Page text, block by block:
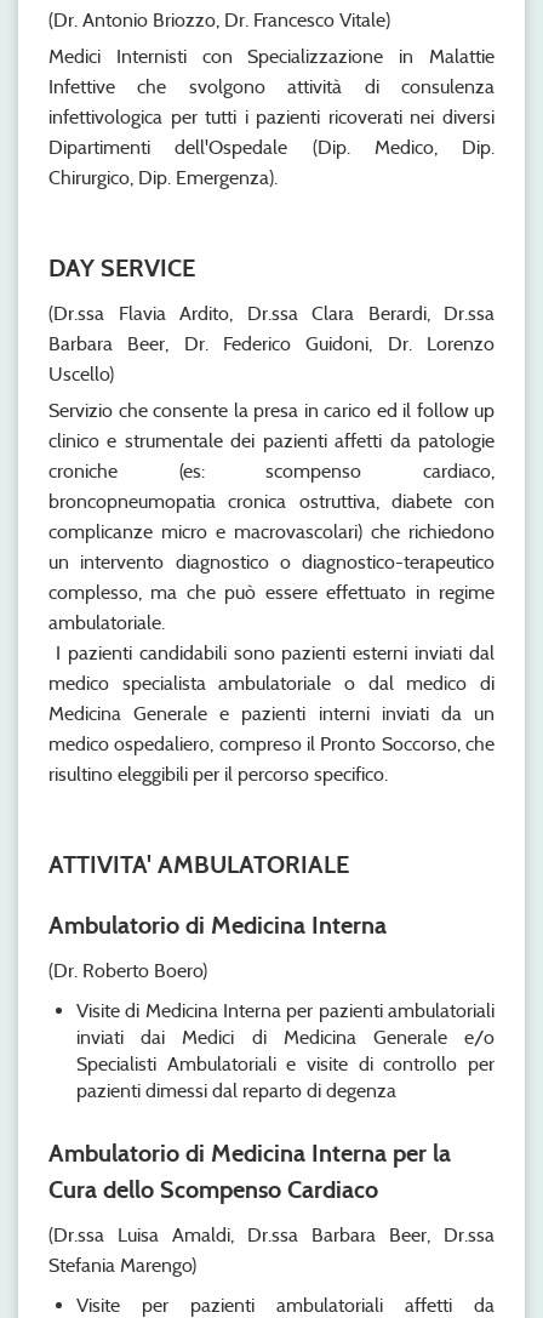
(Dr. Antonio Briozzo, Dr. Francesco Vitale)
Medici Internisti con Specializzazione in Malattie
Infettive che svolgono attività di consulenza
infettivologica per tutti i pazienti ricoverati nei diversi
Dipartimenti dell'Ospedale (Dip. Medico, Dip.
Chirurgico, Dip. Emergenza).
DAY SERVICE
(Dr.ssa Flavia Ardito, Dr.ssa Clara Berardi, Dr.ssa
Barbara Beer, Dr. Federico Guidoni, Dr. Lorenzo
Uscello)
Servizio che consente la presa in carico ed il follow up
clinico e strumentale dei pazienti affetti da patologie
croniche (es: scompenso cardiaco,
broncopneumopatia cronica ostruttiva, diabete con
complicanze micro e macrovascolari) che richiedono
un intervento diagnostico o diagnostico-terapeutico
complesso, ma che può essere effettuato in regime
ambulatoriale.
I pazienti candidabili sono pazienti esterni inviati dal
medico specialista ambulatoriale o dal medico di
Medicina Generale e pazienti interni inviati da un
medico ospedaliero, compreso il Pronto Soccorso, che
risultino eleggibili per il percorso specifico.
ATTIVITA' AMBULATORIALE
Ambulatorio di Medicina Interna
(Dr. Roberto Boero)
Visite di Medicina Interna per pazienti ambulatoriali
inviati dai Medici di Medicina Generale e/o
Specialisti Ambulatoriali e visite di controllo per
pazienti dimessi dal reparto di degenza
Ambulatorio di Medicina Interna per la
Cura dello Scompenso Cardiaco
(Dr.ssa Luisa Amaldi, Dr.ssa Barbara Beer, Dr.ssa
Stefania Marengo)
Visite per pazienti ambulatoriali affetti da